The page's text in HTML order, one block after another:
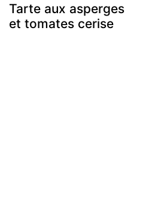
Tarte aux asperges
et tomates cerise